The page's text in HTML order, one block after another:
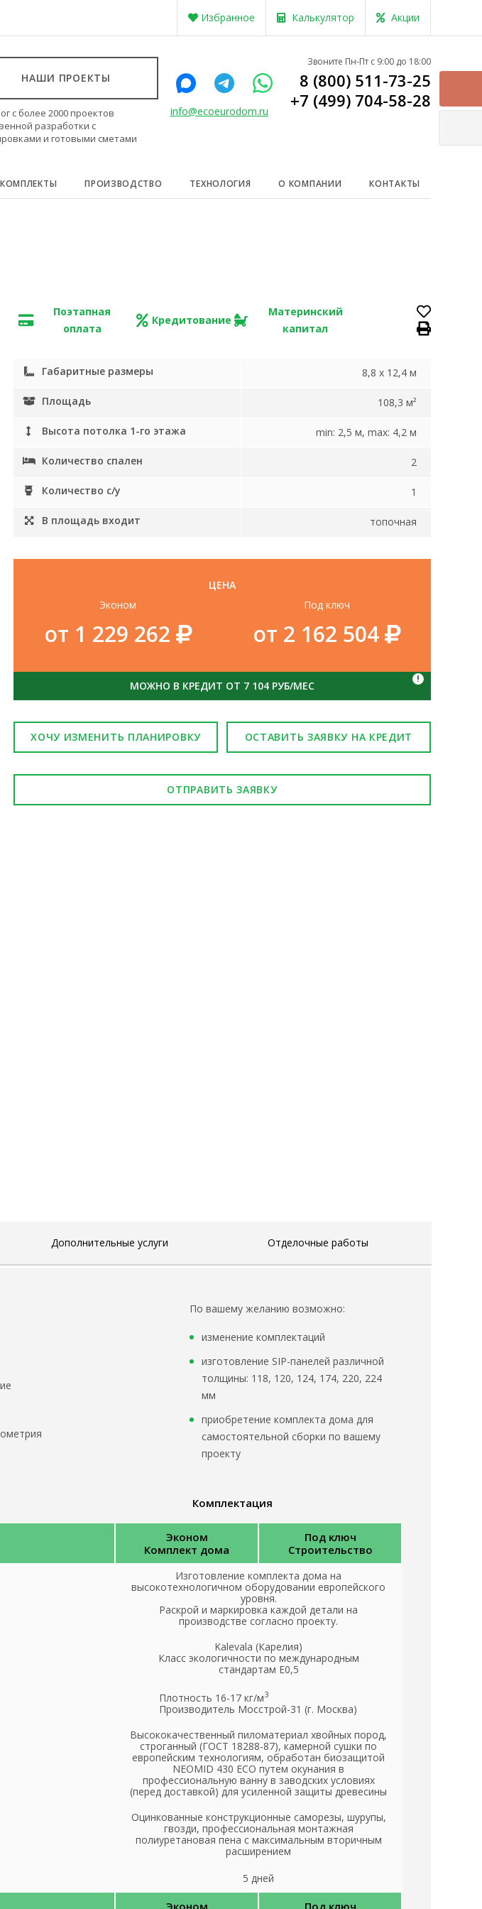
Избранное Калькулятор Акции
НАШИ ПРОЕКТЫ
с более 2000 проектов
разработки с
и готовыми сметами
info@ecoeurodom.ru
Звоните Пн-Пт с 9:00 до 18:00
8 (800) 511-73-25
+7 (499) 704-58-28
ПРОИЗВОДСТВО ТЕХНОЛОГИЯ О КОМПАНИИ КОНТАКТЫ
Поэтапная
оплата
Кредитование
Материнский
капитал
Габаритные размеры 8,8 x 12,4 м
Площадь 108,3 м²
Высота потолка 1-го этажа min: 2,5 м, max: 4,2 м
Количество спален 2
Количество с/у 1
В площадь входит топочная
ЦЕНА
Эконом
от 1 229 262
Под ключ
от 2 162 504
МОЖНО В КРЕДИТ ОТ 7 104 РУБ/МЕС
!
ХОЧУ ИЗМЕНИТЬ ПЛАНИРОВКУ ОСТАВИТЬ ЗАЯВКУ НА КРЕДИТ
ОТПРАВИТЬ ЗАЯВКУ
Дополнительные услуги Отделочные работы
По вашему желанию возможно:
изменение комплектаций
изготовление SIP-панелей различной
толщины: 118, 120, 124, 174, 220, 224
мм
приобретение комплекта дома для
самостоятельной сборки по вашему
проекту
Комплектация
Эконом
Комплект дома
Под ключ
Строительство
Изготовление комплекта дома на
высокотехнологичном оборудовании европейского
уровня.
Раскрой и маркировка каждой детали на
производстве согласно проекту.
Kalevala (Карелия)
Класс экологичности по международным
стандартам Е0,5
Плотность 16-17 кг/м3
Производитель Мосстрой-31 (г. Москва)
Высококачественный пиломатериал хвойных пород,
строганный (ГОСТ 18288-87), камерной сушки по
европейским технологиям, обработан биозащитой
NEOMID 430 ЕСО путем окунания в
профессиональную ванну в заводских условиях
(перед доставкой) для усиленной защиты древесины
Оцинкованные конструкционные саморезы, шурупы,
гвозди, профессиональная монтажная
полиуретановая пена с максимальным вторичным
расширением
5 дней